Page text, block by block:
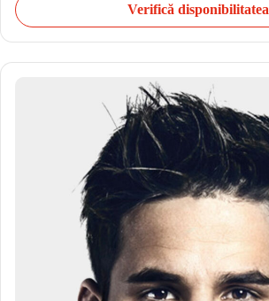
Verifică disponibilitatea